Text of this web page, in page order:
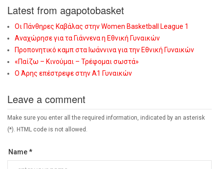
Latest from agapotobasket
Οι Πάνθηρες Καβάλας στην Women Basketball League 1
Αναχώρησε για τα Γιάννενα η Εθνική Γυναικών
Προπονητικό καμπ στα Ιωάννινα για την Εθνική Γυναικών
«Παίζω – Κινούμαι – Τρέφομαι σωστά»
Ο Άρης επέστρεψε στην Α1 Γυναικών
Leave a comment
Make sure you enter all the required information, indicated by an asterisk
(*). HTML code is not allowed.
Name *